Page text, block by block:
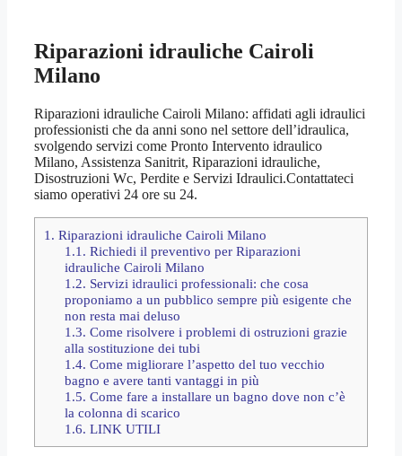
Riparazioni idrauliche Cairoli
Milano
Riparazioni idrauliche Cairoli Milano: affidati agli idraulici
professionisti che da anni sono nel settore dell’idraulica,
svolgendo servizi come Pronto Intervento idraulico
Milano, Assistenza Sanitrit, Riparazioni idrauliche,
Disostruzioni Wc, Perdite e Servizi Idraulici.Contattateci
siamo operativi 24 ore su 24.
1. Riparazioni idrauliche Cairoli Milano
1.1. Richiedi il preventivo per Riparazioni
idrauliche Cairoli Milano
1.2. Servizi idraulici professionali: che cosa
proponiamo a un pubblico sempre più esigente che
non resta mai deluso
1.3. Come risolvere i problemi di ostruzioni grazie
alla sostituzione dei tubi
1.4. Come migliorare l’aspetto del tuo vecchio
bagno e avere tanti vantaggi in più
1.5. Come fare a installare un bagno dove non c’è
la colonna di scarico
1.6. LINK UTILI